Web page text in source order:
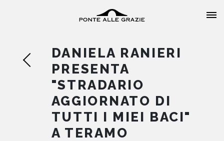
HOME
CHI SIAMO
DANIELA RANIERI
PRESENTA
"STRADARIO
AGGIORNATO DI
TUTTI I MIEI BACI"
A TERAMO